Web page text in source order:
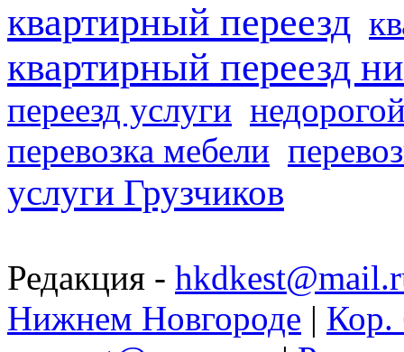
квартирный переезд
квартирный переезд
переезд услуги
перевозка мебели
услуги Грузчиков
Редакция -
Нижнем Новгороде | Кор.